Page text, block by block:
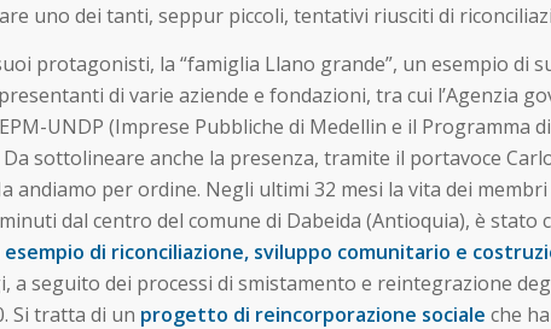
uno dei tanti, seppur piccoli, tentativi riusciti di
protagonisti, la “famiglia Llano grande”, un esempio di
di varie aziende e fondazioni, tra cui l’Agenzia
UNDP (Imprese Pubbliche di Medellin e il Programma
sottolineare anche la presenza, tramite il portavoce
andiamo per ordine. Negli ultimi 32 mesi la vita dei membri
dal centro del comune di Dabeida (Antioquia), è stato
esempio di riconciliazione, sviluppo comunitario e
seguito dei processi di smistamento e reintegrazione
Si tratta di un progetto di reincorporazione sociale che